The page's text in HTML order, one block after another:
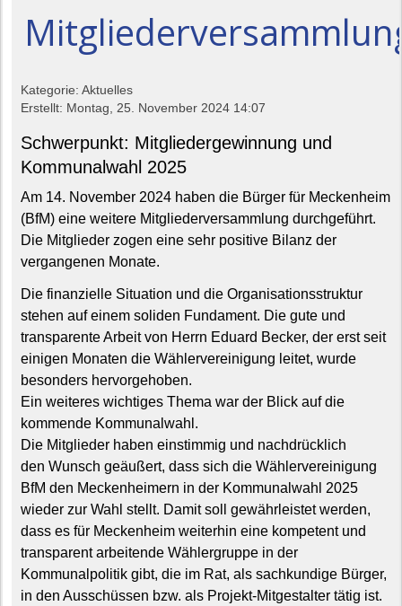
Kategorie: Aktuelles
Erstellt: Montag, 25. November 2024 14:07
Schwerpunkt: Mitgliedergewinnung und
Kommunalwahl 2025
Am 14. November 2024 haben die Bürger für Meckenheim
(BfM) eine weitere Mitgliederversammlung durchgeführt.
Die Mitglieder zogen eine sehr positive Bilanz der
vergangenen Monate.
Die finanzielle Situation und die Organisationsstruktur
stehen auf einem soliden Fundament. Die gute und
transparente Arbeit von Herrn Eduard Becker, der erst seit
einigen Monaten die Wählervereinigung leitet, wurde
besonders hervorgehoben.
Ein weiteres wichtiges Thema war der Blick auf die
kommende Kommunalwahl.
Die Mitglieder haben einstimmig und nachdrücklich
den Wunsch geäußert, dass sich die Wählervereinigung
BfM den Meckenheimern in der Kommunalwahl 2025
wieder zur Wahl stellt. Damit soll gewährleistet werden,
dass es für Meckenheim weiterhin eine kompetent und
transparent arbeitende Wählergruppe in der
Kommunalpolitik gibt, die im Rat, als sachkundige Bürger,
in den Ausschüssen bzw. als Projekt-Mitgestalter tätig ist.